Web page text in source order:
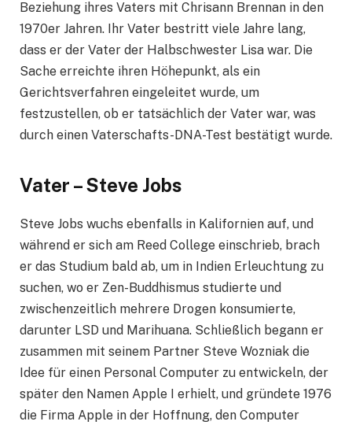
Beziehung ihres Vaters mit Chrisann Brennan in den
1970er Jahren. Ihr Vater bestritt viele Jahre lang,
dass er der Vater der Halbschwester Lisa war. Die
Sache erreichte ihren Höhepunkt, als ein
Gerichtsverfahren eingeleitet wurde, um
festzustellen, ob er tatsächlich der Vater war, was
durch einen Vaterschafts-DNA-Test bestätigt wurde.
Vater – Steve Jobs
Steve Jobs wuchs ebenfalls in Kalifornien auf, und
während er sich am Reed College einschrieb, brach
er das Studium bald ab, um in Indien Erleuchtung zu
suchen, wo er Zen-Buddhismus studierte und
zwischenzeitlich mehrere Drogen konsumierte,
darunter LSD und Marihuana. Schließlich begann er
zusammen mit seinem Partner Steve Wozniak die
Idee für einen Personal Computer zu entwickeln, der
später den Namen Apple I erhielt, und gründete 1976
die Firma Apple in der Hoffnung, den Computer